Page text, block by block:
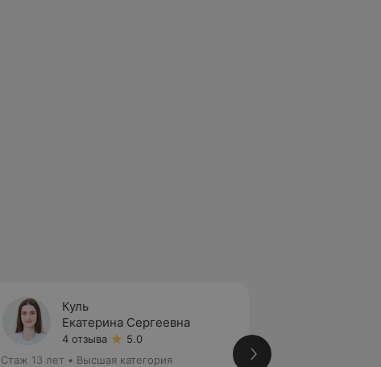
Куль
Екатерина Сергеевна
4 отзыва
5.0
Стаж 13 лет • Высшая категория